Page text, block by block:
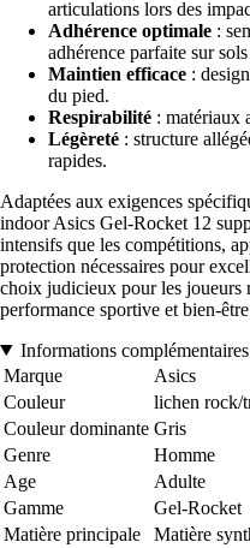
articulations lors des
Adhérence optimale :
adhérence parfaite sur
Maintien efficace :
du pied.
Respirabilité : matériaux
Légèreté : structure
rapides.
Adaptées aux exigences
indoor Asics Gel-Rocket 12
intensifs que les compétitions,
protection nécessaires pour
choix judicieux pour les joueurs
performance sportive et bien-
Informations complémentaires
Marque
Asics
Couleur
lichen rock/
Couleur dominante Gris
Genre
Homme
Age
Adulte
Gamme
Gel-Rocket
Matière principale
Matière